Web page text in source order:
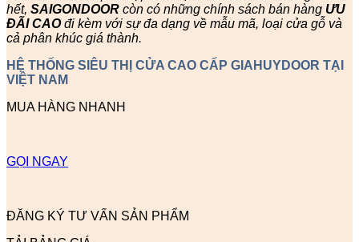
hết, SAIGONDOOR còn có những chính sách bán hàng ƯU
ĐÃI CAOđi kèm với sự đa dạng về mẫu mã, loại cửa gỗ và
cả phân khúc giá thành.
HỆ THỐNG SIÊU THỊ CỬA CAO CẤP GIAHUYDOOR TẠI
VIỆT NAM
MUA HÀNG NHANH
GỌI NGAY
ĐĂNG KÝ TƯ VẤN SẢN PHẨM